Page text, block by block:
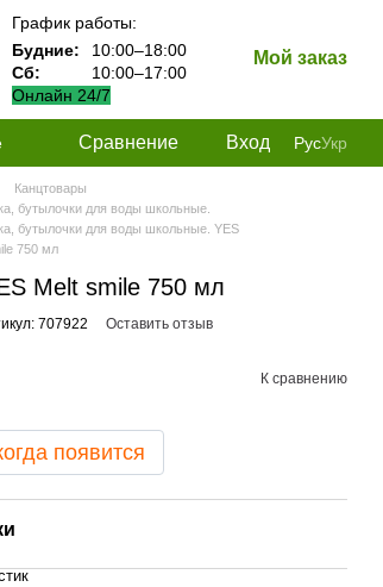
График работы:
Будние:
10:00–18:00
Сб:
10:00–17:00
Онлайн 24/7
Мой заказ
Сравнение Вход РусУкр
Канцтовары
бутылочки для воды школьные.
бутылочки для воды школьные. YES
750 мл
Melt smile 750 мл
707922 Оставить отзыв
К сравнению
появится